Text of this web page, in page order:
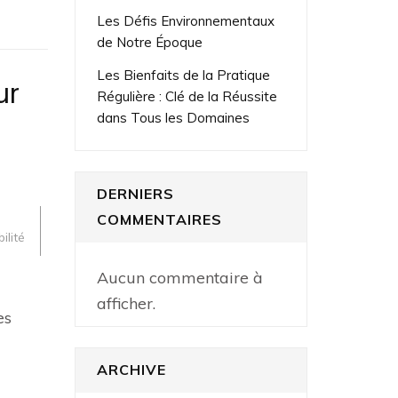
Les Défis Environnementaux
de Notre Époque
Les Bienfaits de la Pratique
Régulière : Clé de la Réussite
dans Tous les Domaines
DERNIERS
COMMENTAIRES
Aucun commentaire à
afficher.
ARCHIVE